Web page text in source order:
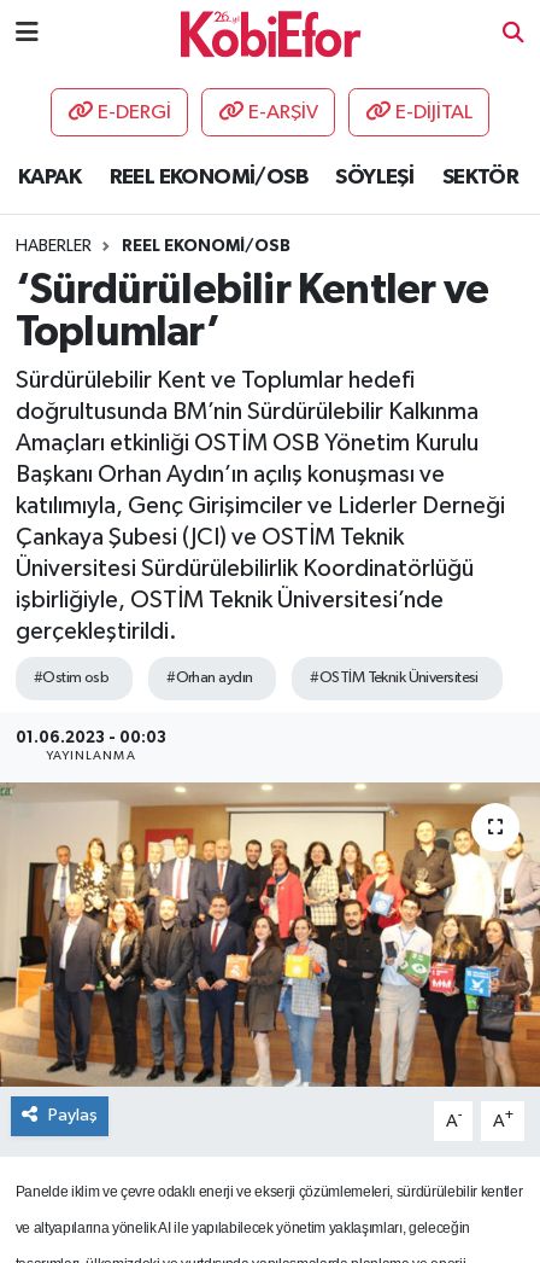
E-DERGİ E-ARŞİV E-DİJİTAL
KAPAK REEL EKONOMİ/OSB SÖYLEŞİ SEKTÖR
HABERLER REEL EKONOMİ/OSB
‘Sürdürülebilir Kentler ve
Toplumlar’
Sürdürülebilir Kent ve Toplumlar hedefi
doğrultusunda BM’nin Sürdürülebilir Kalkınma
Amaçları etkinliği OSTİM OSB Yönetim Kurulu
Başkanı Orhan Aydın’ın açılış konuşması ve
katılımıyla, Genç Girişimciler ve Liderler Derneği
Çankaya Şubesi (JCI) ve OSTİM Teknik
Üniversitesi Sürdürülebilirlik Koordinatörlüğü
işbirliğiyle, OSTİM Teknik Üniversitesi’nde
gerçekleştirildi.
#Ostim osb #Orhan aydın #OSTİM Teknik Üniversitesi
01.06.2023 - 00:03
YAYINLANMA
Paylaş A- A+
Panelde iklim ve çevre odaklı enerji ve ekserji çözümlemeleri, sürdürülebilir kentler
ve altyapılarına yönelik AI ile yapılabilecek yönetim yaklaşımları, geleceğin
AKADEMİ
DESTEK-TEŞVİK
ETKİNLİK
GÜNCEL
HABERLER
KAPAK
OSB
ŞİRKET PANO